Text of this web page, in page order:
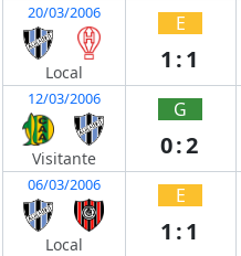
20/03/2006
Local
E
1:1
12/03/2006
Visitante
G
0:2
06/03/2006
Local
E
1:1